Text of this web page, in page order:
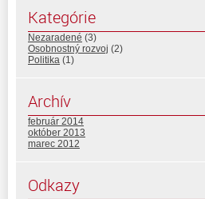
Kategórie
Nezaradené (3)
Osobnostný rozvoj (2)
Politika (1)
Archív
február 2014
október 2013
marec 2012
Odkazy